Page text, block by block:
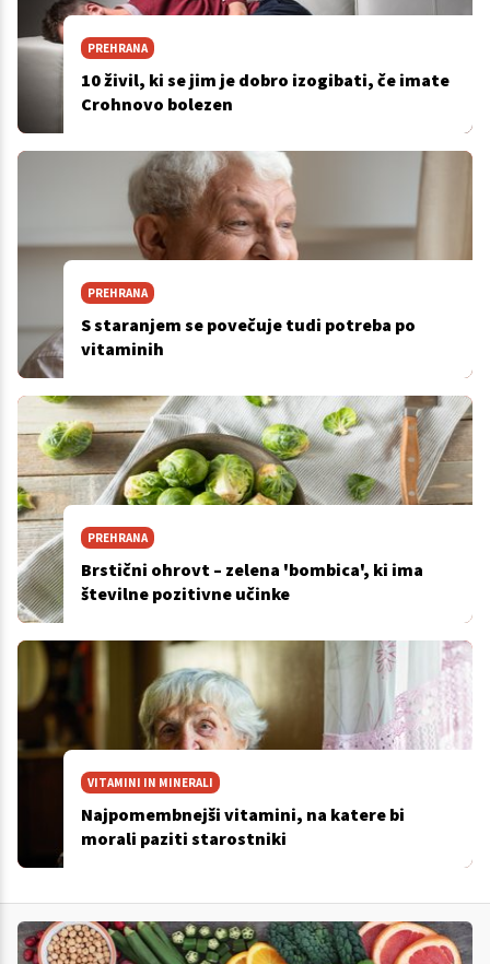
PREHRANA
10 živil, ki se jim je dobro izogibati, če imate
Crohnovo bolezen
PREHRANA
S staranjem se povečuje tudi potreba po
vitaminih
PREHRANA
Brstični ohrovt – zelena 'bombica', ki ima
številne pozitivne učinke
VITAMINI IN MINERALI
Najpomembnejši vitamini, na katere bi
morali paziti starostniki